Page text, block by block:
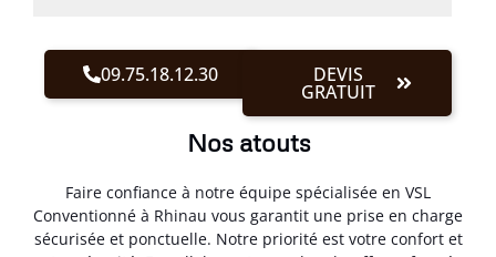
09.75.18.12.30 DEVIS
GRATUIT
Nos atouts
Faire confiance à notre équipe spécialisée en VSL
Conventionné à Rhinau vous garantit une prise en charge
sécurisée et ponctuelle. Notre priorité est votre confort et